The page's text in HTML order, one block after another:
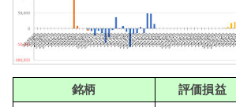
銘柄 評価損益